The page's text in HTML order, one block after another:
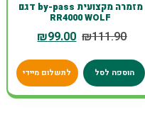
מזמרה מקצועית by-pass דגם
RR4000 WOLF
₪111.90
₪99.00
הוספה לסל לתשלום מיידי